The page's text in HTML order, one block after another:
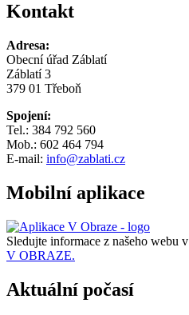
Kontakt
Adresa:
Obecní úřad Záblatí
Záblatí 3
379 01 Třeboň
Spojení:
Tel.: 384 792 560
Mob.: 602 464 794
E-mail: info@zablati.cz
Mobilní aplikace
Sledujte informace z našeho webu v
V OBRAZE.
Aktuální počasí